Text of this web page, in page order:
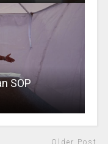
SOP